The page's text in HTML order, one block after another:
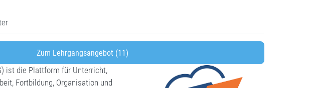
Zum Lehrgangsangebot (11)
ist die Plattform für Unterricht,
Fortbildung, Organisation und